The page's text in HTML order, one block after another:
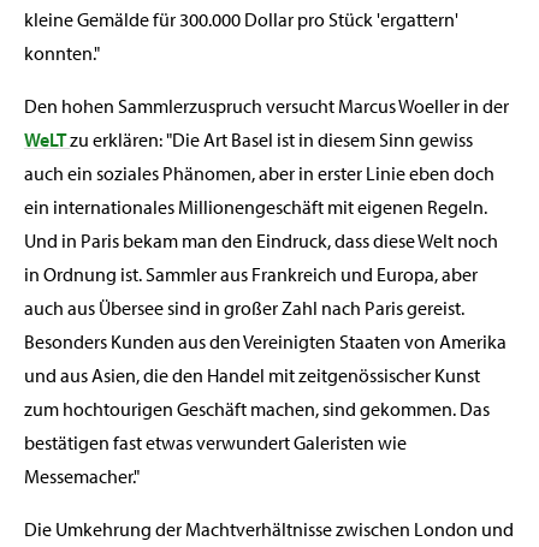
kleine Gemälde für 300.000 Dollar pro Stück 'ergattern'
konnten."
Den hohen Sammlerzuspruch versucht Marcus Woeller in der
WeLTzu erklären: "Die Art Basel ist in diesem Sinn gewiss
auch ein soziales Phänomen, aber in erster Linie eben doch
ein internationales Millionengeschäft mit eigenen Regeln.
Und in Paris bekam man den Eindruck, dass diese Welt noch
in Ordnung ist. Sammler aus Frankreich und Europa, aber
auch aus Übersee sind in großer Zahl nach Paris gereist.
Besonders Kunden aus den Vereinigten Staaten von Amerika
und aus Asien, die den Handel mit zeitgenössischer Kunst
zum hochtourigen Geschäft machen, sind gekommen. Das
bestätigen fast etwas verwundert Galeristen wie
Messemacher."
Die Umkehrung der Machtverhältnisse zwischen London und